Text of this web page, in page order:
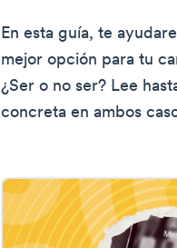
En esta guía, te
mejor opción para tu
¿Ser o no ser? Lee
concreta en ambos